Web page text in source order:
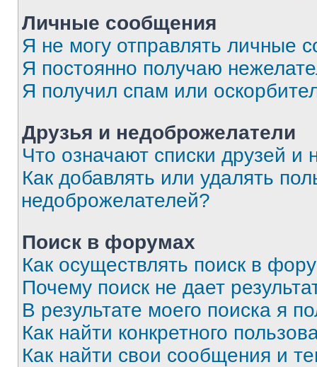
Личные сообщения
Я не могу отправлять личные
Я постоянно получаю
Я получил спам или
Друзья и недоброжелатели
Что означают списки друзей и
Как добавлять или удалять
недоброжелателей?
Поиск в форумах
Как осуществлять поиск в
Почему поиск не дает
В результате моего поиска я
Как найти конкретного
Как найти свои сообщения и